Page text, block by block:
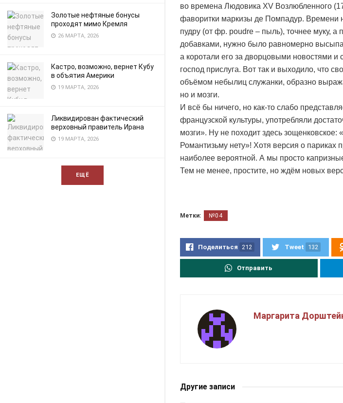
Золотые нефтяные бонусы
проходят мимо Кремля
26 МАРТА, 2026
Кастро, возможно, вернет Кубу
в объятия Америки
19 МАРТА, 2026
Ликвидирован фактический
верховный правитель Ирана
19 МАРТА, 2026
ЕЩЁ
во времена Людовика XV Возлюбленного
фаворитки маркизы де Помпадур. Времени
пудру (от фр. poudre – пыль), точнее муку,
добавками, нужно было равномерно
а коротали его за дворцовыми новостями и
господ прислуга. Вот так и выходило, что
объёмом небылиц служанки, образно
но и мозги.
И всё бы ничего, но как-то слабо
французской культуры, употребляли
мозги». Ну не походит здесь зощенковское:
Романтизьму нету»! Хотя версия о париках
наиболее вероятной. А мы просто
Тем не менее, простите, но ждём новых
Метки: №04
Поделиться 212 Tweet 132
Отправить
Маргарита
Другие записи